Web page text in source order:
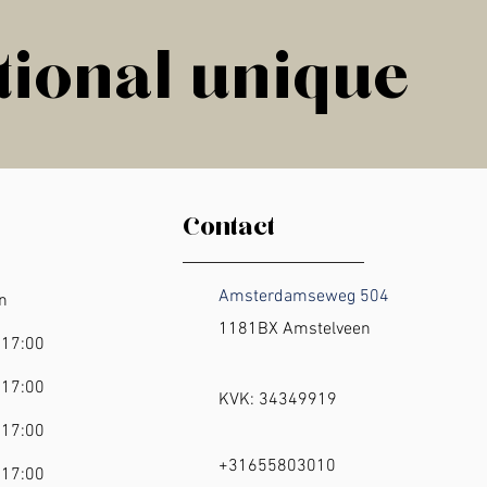
unique
unique
Contact
Amsterdamseweg 504
1181BX Amstelveen
​KVK: 34349919
+31655803010